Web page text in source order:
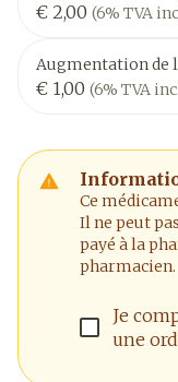
€ 2,00 (6% TVA
Augmentation de
€ 1,00 (6% TVA
Ce
Il ne peut
payé à la
pharmacien.
Je
une